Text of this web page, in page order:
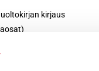
kirjaus
jos ne on laskulla